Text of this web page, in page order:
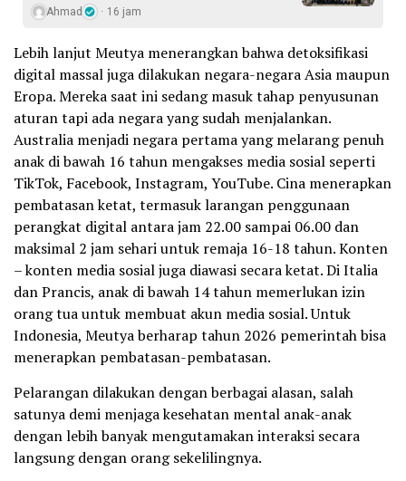
Ahmad 16 jam
Lebih lanjut Meutya menerangkan bahwa detoksifikasi
digital massal juga dilakukan negara-negara Asia maupun
Eropa. Mereka saat ini sedang masuk tahap penyusunan
aturan tapi ada negara yang sudah menjalankan.
Australia menjadi negara pertama yang melarang penuh
anak di bawah 16 tahun mengakses media sosial seperti
TikTok, Facebook, Instagram, YouTube. Cina menerapkan
pembatasan ketat, termasuk larangan penggunaan
perangkat digital antara jam 22.00 sampai 06.00 dan
maksimal 2 jam sehari untuk remaja 16-18 tahun. Konten
– konten media sosial juga diawasi secara ketat. Di Italia
dan Prancis, anak di bawah 14 tahun memerlukan izin
orang tua untuk membuat akun media sosial. Untuk
Indonesia, Meutya berharap tahun 2026 pemerintah bisa
menerapkan pembatasan-pembatasan.
Pelarangan dilakukan dengan berbagai alasan, salah
satunya demi menjaga kesehatan mental anak-anak
dengan lebih banyak mengutamakan interaksi secara
langsung dengan orang sekelilingnya.